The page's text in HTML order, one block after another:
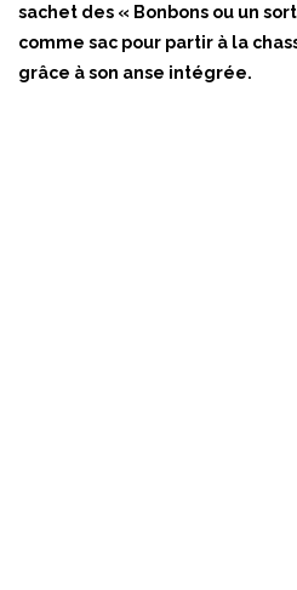
sachet des « Bonbons ou un
comme sac pour partir à la
grâce à son anse intégrée.